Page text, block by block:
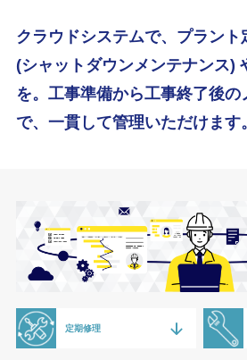
クラウドシステムで、プラント
(シャットダウンメンテナンス)
を。工事準備から工事終了後の
で、一貫して管理いただけます。
定期修理